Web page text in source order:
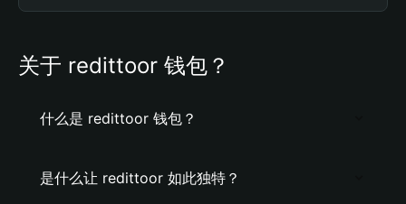
关于 redittoor 钱包？
什么是 redittoor 钱包？
是什么让 redittoor 如此独特？